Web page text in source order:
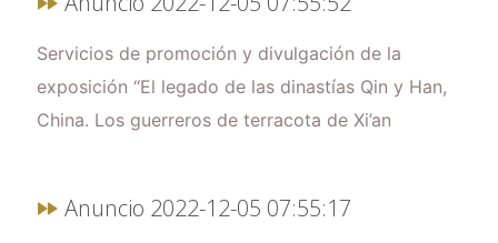
Servicios de promoción y divulgación de la
exposición “El legado de las dinastías Qin y Han,
China. Los guerreros de terracota de Xi’an
Anuncio 2022-12-05 07:55:17